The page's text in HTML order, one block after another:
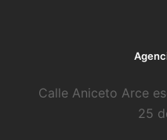
Calle Aniceto Arce
25